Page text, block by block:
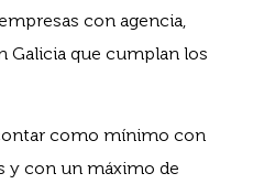
con agencia,
Galicia que cumplan los
como mínimo con
y con un máximo de